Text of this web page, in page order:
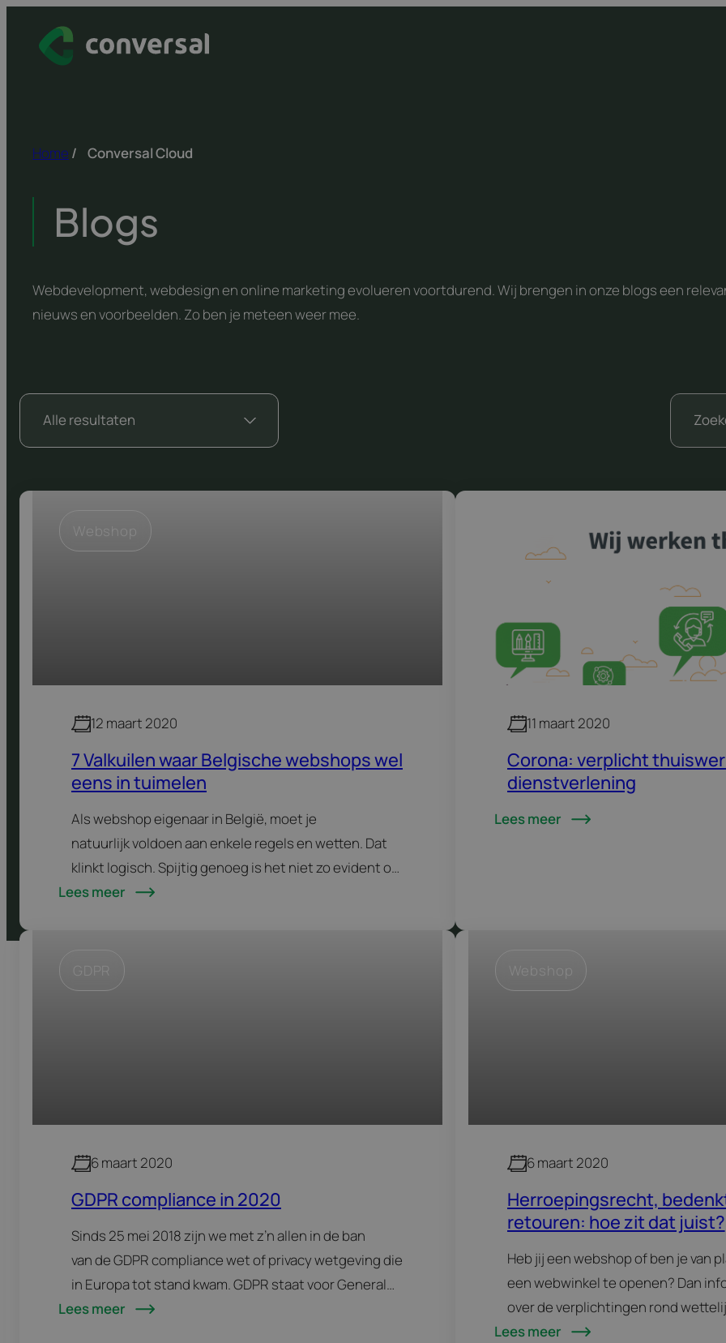
Home / Conversal Cloud
Blogs
Webdevelopment, webdesign en online marketing evolueren voortdurend. Wij brengen in onze blogs een
nieuws en voorbeelden. Zo ben je meteen weer mee.
Webshop
12 maart 2020
7 Valkuilen waar Belgische webshops wel
eens in tuimelen
Als webshop eigenaar in België, moet je
natuurlijk voldoen aan enkele regels en wetten. Dat
klinkt logisch. Spijtig genoeg is het niet zo evident om
in orde te zijn met de Europese en Belgische…
Lees meer
11 maart 2020
Corona: verplicht
dienstverlening
Lees meer
6 maart 2020
GDPR compliance in 2020
Sinds 25 mei 2018 zijn we met z’n allen in de ban
van de GDPR compliance wet of privacy wetgeving die
in Europa tot stand kwam. GDPR staat voor General
Data Protection Regulation en gaat over de
Lees meer
Webshop
6 maart 2020
Herroepingsrecht,
retouren: hoe zit dat juist?
Heb jij een webshop of ben je van
een webwinkel te openen? Dan
over de verplichtingen rond
een aankoop, retouren en
Lees meer